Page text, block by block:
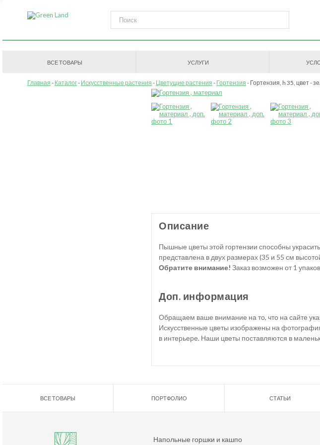
ВСЕ ТОВАРЫ УСЛУГИ
Главная Каталог Искусственные растения Цветущие растения Гортензия Гортензия, h 35, цвет -
Описание
Пышные цветы этой гортензии способны
представлена в двух размерах (35 и 55 см
Обратите внимание! Заказ возможен от 1
Доп. информация
Обращаем ваше внимание на то, что на сайте
Искусственные цветы изображены на
в интерьере. Наши цветы поставляются в
ВСЕ ТОВАРЫ ПОРТФОЛИО СТАТЬИ
Напольные горшки и кашпо